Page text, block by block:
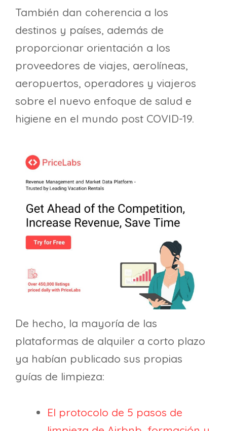
También dan coherencia a los
destinos y países, además de
proporcionar orientación a los
proveedores de viajes, aerolíneas,
aeropuertos, operadores y viajeros
sobre el nuevo enfoque de salud e
higiene en el mundo post COVID-19.
De hecho, la mayoría de las
plataformas de alquiler a corto plazo
ya habían publicado sus propias
guías de limpieza:
El protocolo de 5 pasos de